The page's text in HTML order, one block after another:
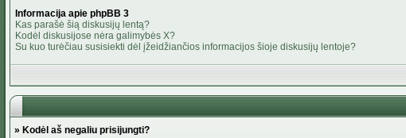
Informacija apie phpBB 3
Kas parašė šią diskusijų lentą?
Kodėl diskusijose nėra galimybės X?
Su kuo turėčiau susisiekti dėl įžeidžiančios informacijos šioje diskusijų lentoje?
» Kodėl aš negaliu prisijungti?